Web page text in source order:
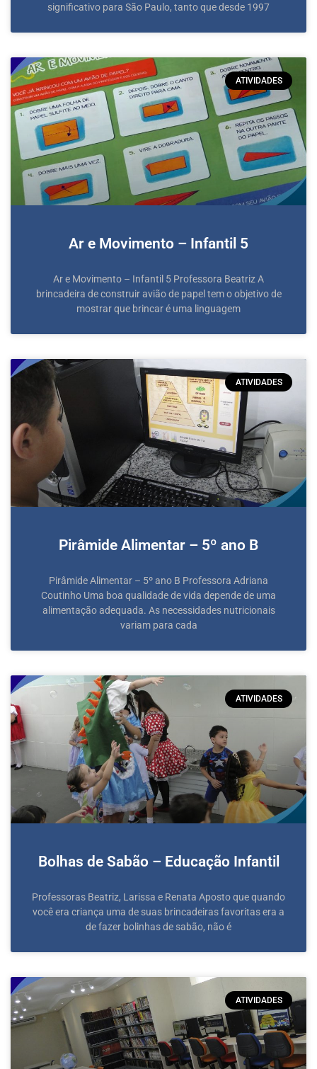
significativo para São Paulo, tanto que desde 1997
ATIVIDADES
Ar e Movimento – Infantil 5
Ar e Movimento – Infantil 5 Professora Beatriz A
brincadeira de construir avião de papel tem o objetivo de
mostrar que brincar é uma linguagem
ATIVIDADES
Pirâmide Alimentar – 5º ano B
Pirâmide Alimentar – 5º ano B Professora Adriana
Coutinho Uma boa qualidade de vida depende de uma
alimentação adequada. As necessidades nutricionais
variam para cada
ATIVIDADES
Bolhas de Sabão – Educação Infantil
Professoras Beatriz, Larissa e Renata Aposto que quando
você era criança uma de suas brincadeiras favoritas era a
de fazer bolinhas de sabão, não é
ATIVIDADES